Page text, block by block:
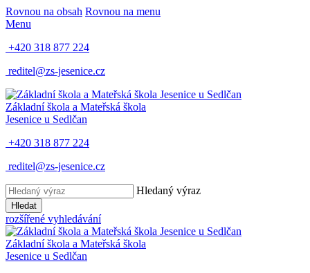
Rovnou na obsah Rovnou na menu
Menu
+420 318 877 224
reditel@zs-jesenice.cz
Základní škola a Mateřská škola
Jesenice u Sedlčan
+420 318 877 224
reditel@zs-jesenice.cz
Hledaný výraz
Hledat
rozšířené vyhledávání
Základní škola a Mateřská škola
Jesenice u Sedlčan